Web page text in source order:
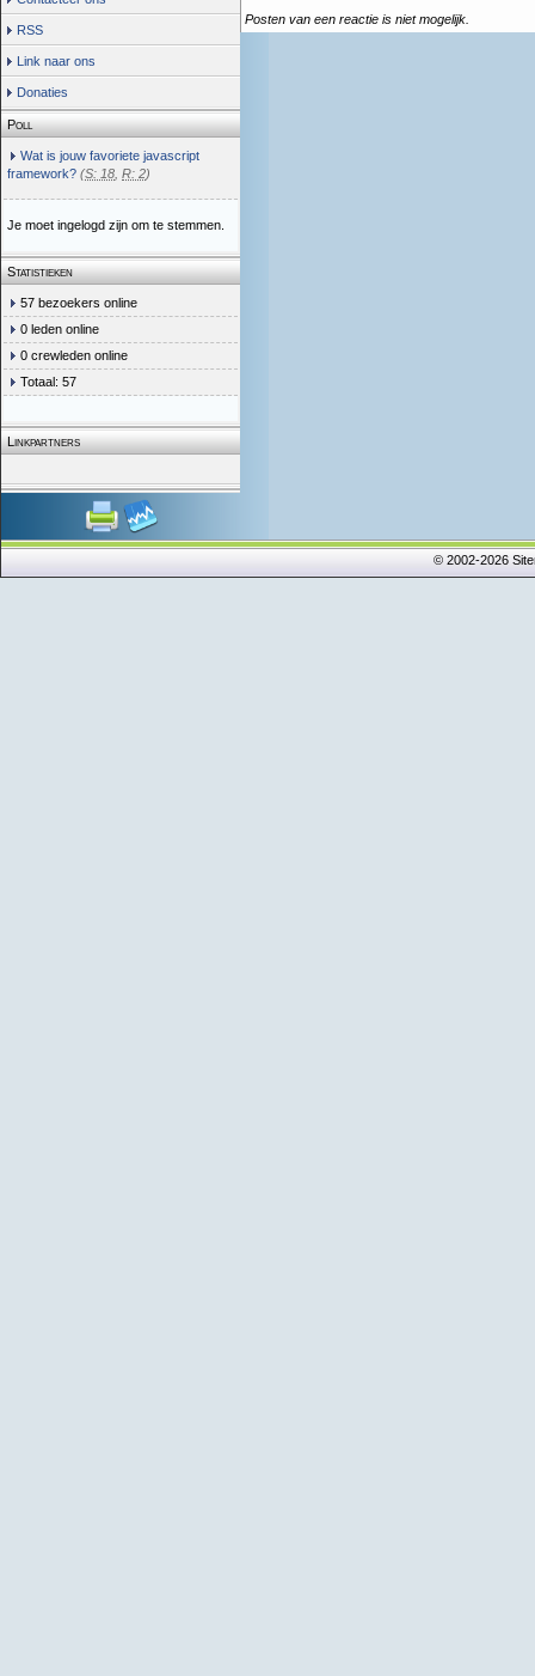
RSS
Link naar ons
Donaties
Poll
Wat is jouw favoriete javascript
framework? (S: 18 R: 2)
Je moet ingelogd zijn om te stemmen.
Statistieken
57 bezoekers online
0 leden online
0 crewleden online
Totaal: 57
Linkpartners
Posten van een reactie is niet mogelijk.
© 2002-2026